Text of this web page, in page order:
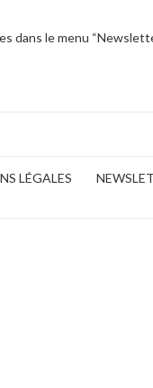
dans le menu
LÉGALES